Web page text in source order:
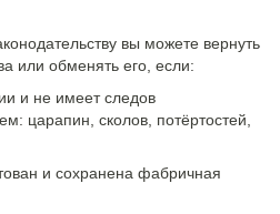
вы можете вернуть
или обменять его, если:
и не имеет следов
царапин, сколов, потёртостей,
и сохранена фабричная